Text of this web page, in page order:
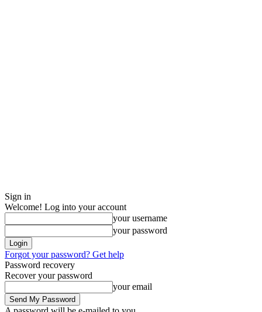
Sign in
Welcome! Log into your account
your username
your password
Forgot your password? Get help
Password recovery
Recover your password
your email